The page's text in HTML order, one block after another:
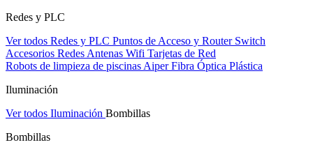
Redes y PLC
Ver todos Redes y PLC Puntos de Acceso y Router Switch
Accesorios Redes Antenas Wifi Tarjetas de Red
Robots de limpieza de piscinas AiperFibra Óptica Plástica
Iluminación
Ver todos Iluminación Bombillas
Bombillas